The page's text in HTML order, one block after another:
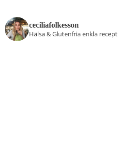
ceciliafolkesson
Hälsa & Glutenfria enkla recept